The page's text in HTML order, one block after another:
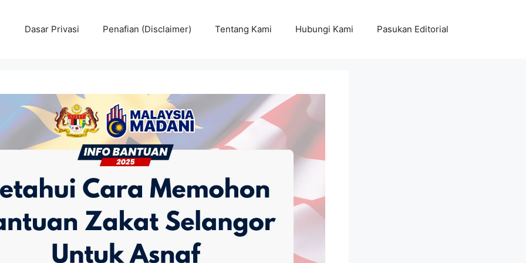
Dasar Privasi Penafian (Disclaimer) Tentang Kami Hubungi Kami Pasukan Editorial